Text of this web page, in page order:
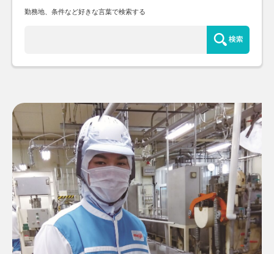
勤務地、条件など好きな言葉で検索する